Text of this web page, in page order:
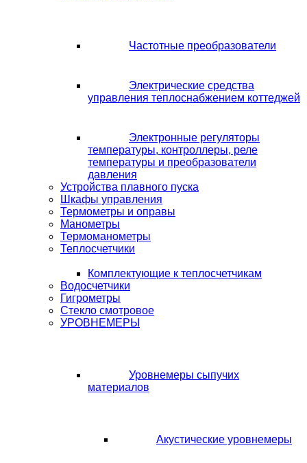
Частотные преобразователи
Электрические средства
управления теплоснабжением коттеджей
Электронные регуляторы
температуры, контроллеры, реле
температуры и преобразователи
давления
Устройства плавного пуска
Шкафы управления
Термометры и оправы
Манометры
Термоманометры
Теплосчетчики
Комплектующие к теплосчетчикам
Водосчетчики
Гигрометры
Стекло смотровое
УРОВНЕМЕРЫ
Уровнемеры сыпучих
материалов
Акустические уровнемеры